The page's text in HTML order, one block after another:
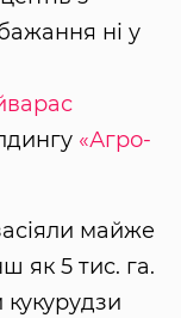
ні у
«Агро-
майже
як 5 тис. га.